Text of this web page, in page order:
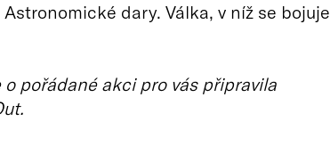
dary. Válka, v níž se bojuje
o pořádané akci pro vás připravila